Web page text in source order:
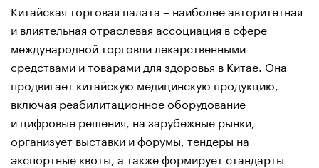
Китайская торговая палата – наиболее авторитетная
и влиятельная отраслевая ассоциация в сфере
международной торговли лекарственными
средствами и товарами для здоровья в Китае. Она
продвигает китайскую медицинскую продукцию,
включая реабилитационное оборудование
и цифровые решения, на зарубежные рынки,
организует выставки и форумы, тендеры на
экспортные квоты, а также формирует стандарты